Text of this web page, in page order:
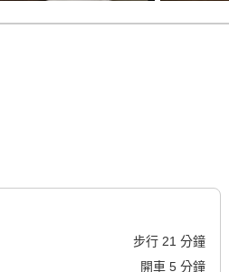
步行 21 分鐘
開車 5分鐘